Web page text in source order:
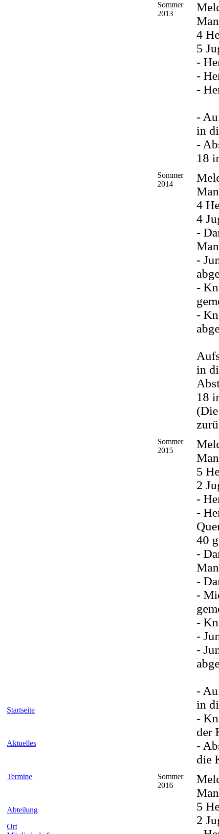
Startseite
Aktuelles
Termine
Abteilung
Ort
Sommer
2013
4
5
-
-
-
-
in
-
18
Sommer
2014
4
4
-
-
-
-
in
18
Sommer
2015
5
2
-
-
40
-
-
-
-
-
-
-
in
-
der
-
die
Sommer
2016
5
2